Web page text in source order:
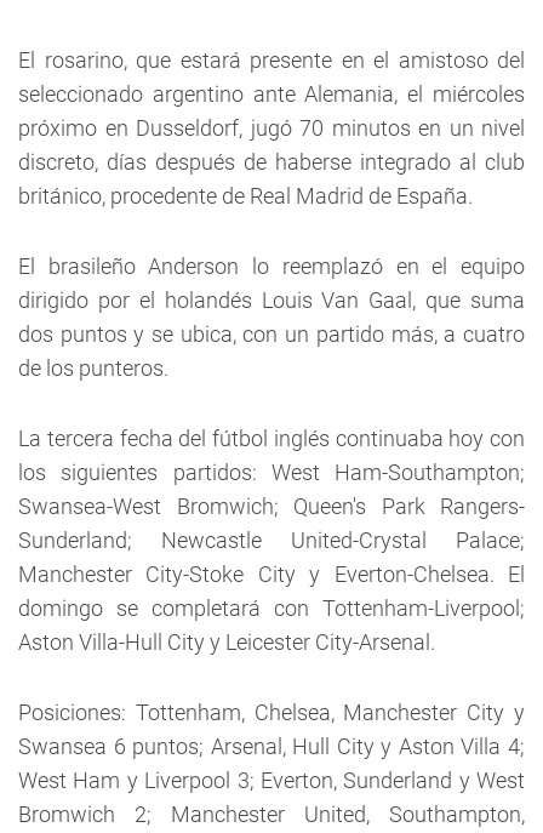
El rosarino, que estará presente en el amistoso del
seleccionado argentino ante Alemania, el miércoles
próximo en Dusseldorf, jugó 70 minutos en un nivel
discreto, días después de haberse integrado al club
británico, procedente de Real Madrid de España.
El brasileño Anderson lo reemplazó en el equipo
dirigido por el holandés Louis Van Gaal, que suma
dos puntos y se ubica, con un partido más, a cuatro
de los punteros.
La tercera fecha del fútbol inglés continuaba hoy con
los siguientes partidos: West Ham-Southampton;
Swansea-West Bromwich; Queen's Park Rangers-
Sunderland; Newcastle United-Crystal Palace;
Manchester City-Stoke City y Everton-Chelsea. El
domingo se completará con Tottenham-Liverpool;
Aston Villa-Hull City y Leicester City-Arsenal.
Posiciones: Tottenham, Chelsea, Manchester City y
Swansea 6 puntos; Arsenal, Hull City y Aston Villa 4;
West Ham y Liverpool 3; Everton, Sunderland y West
Bromwich 2; Manchester United, Southampton,